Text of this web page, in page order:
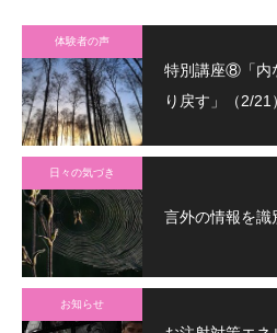
体験者の声
特別講座⑧「内
り戻す」（2/21
日々の気づき
言外の情報を識
お知らせ